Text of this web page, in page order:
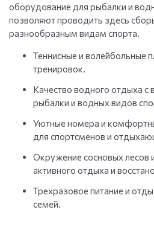
оборудование для рыбалки и
позволяют проводить здесь
разнообразным видам спорта.
Теннисные и волейбольные
тренировок.
Качество водного отдыха
рыбалки и водных видов
Уютные номера и
для спортсменов и
Окружение сосновых лесов
активного отдыха и
Трехразовое питание и
семей.